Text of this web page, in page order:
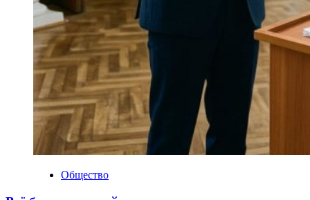
Общество